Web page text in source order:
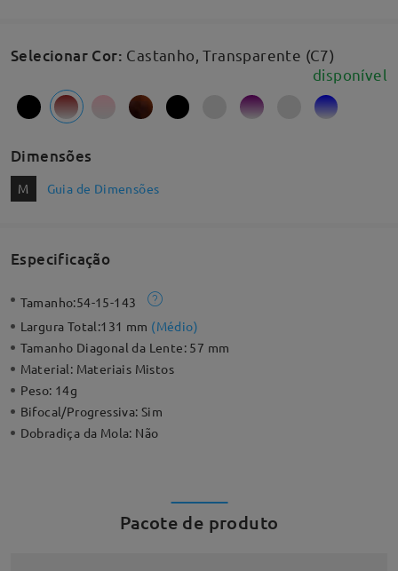
Selecionar Cor: Castanho, Transparente (C7)
disponível
Dimensões
M Guia de Dimensões
Especificação
Tamanho:54-15-143
Largura Total:131 mm (Médio)
Tamanho Diagonal da Lente: 57 mm
Material: Materiais Mistos
Peso: 14g
Bifocal/Progressiva:Sim
Dobradiça da Mola: Não
Pacote de produto